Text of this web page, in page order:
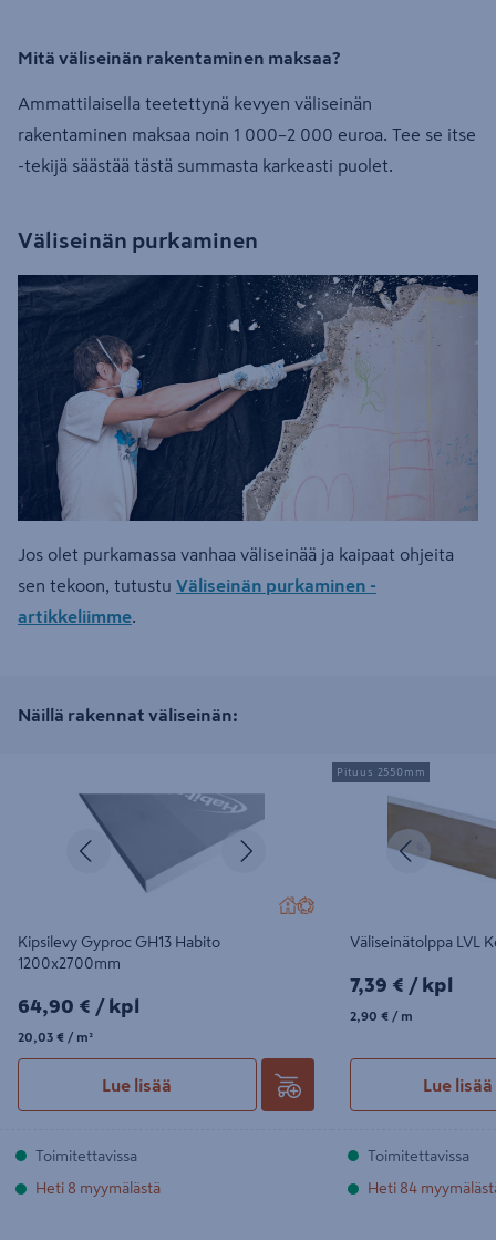
Mitä väliseinän rakentaminen maksaa?
Ammattilaisella teetettynä kevyen väliseinän
rakentaminen maksaa noin 1 000–2 000 euroa. Tee se itse
-tekijä säästää tästä summasta karkeasti puolet.
Väliseinän purkaminen
Jos olet purkamassa vanhaa väliseinää ja kaipaat ohjeita
sen tekoon, tutustu Väliseinän purkaminen -
artikkeliimme
Näillä rakennat väliseinän:
Edellinen
Kipsilevy Gyproc GH13 Habito
1200x2700mm
64,90€/kpl
64,90 € / kpl
20,03€/m²
20,03 € / m²
Lue lisää
Toimitettavissa
Heti 8 myymälästä
Väliseinätolppa LVL
Edellinen
Väliseinätolppa LVL
7,39€/kpl
7,39 € / kpl
2,90€/m
2,90 € / m
Lue lisää
Pituus 2550mm
Toimitettavissa
Heti 84